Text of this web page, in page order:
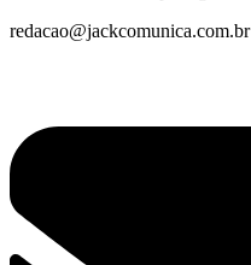
redacao@jackcomunica.com.br